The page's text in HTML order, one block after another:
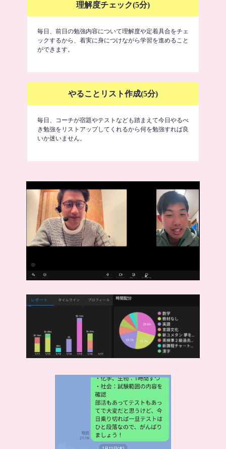
理解度チェック(5分)
毎日、前日の勉強内容について理解度や定着具合をチェ
ックするから、着実に身につけながら学習を進めること
ができます。
やることリスト作成(5分)
毎日、コーチが宿題やテストなども踏まえて今日やるべ
き勉強をリストアップしてくれるから何を勉強すれば良
いか迷いません。